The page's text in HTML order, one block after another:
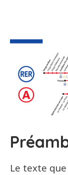
Le texte que